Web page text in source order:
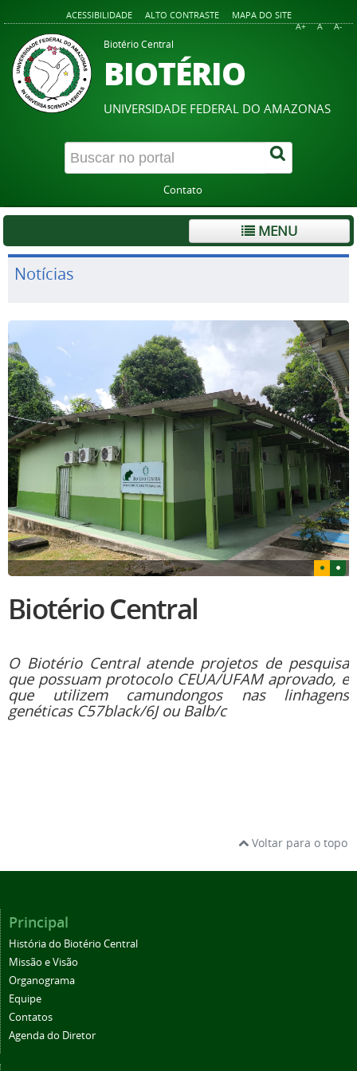
ACESSIBILIDADE ALTO CONTRASTE MAPA DO SITE
A+ A A-
Biotério Central
BIOTÉRIO
UNIVERSIDADE FEDERAL DO AMAZONAS
Contato
MENU
Notícias
Biotério Central
O Biotério Central atende projetos de pesquisa
que possuam protocolo CEUA/UFAM aprovado, e
que utilizem camundongos nas linhagens
genéticas C57black/6J ou Balb/c
Voltar para o topo
Principal
História do Biotério Central
Missão e Visão
Organograma
Equipe
Contatos
Agenda do Diretor